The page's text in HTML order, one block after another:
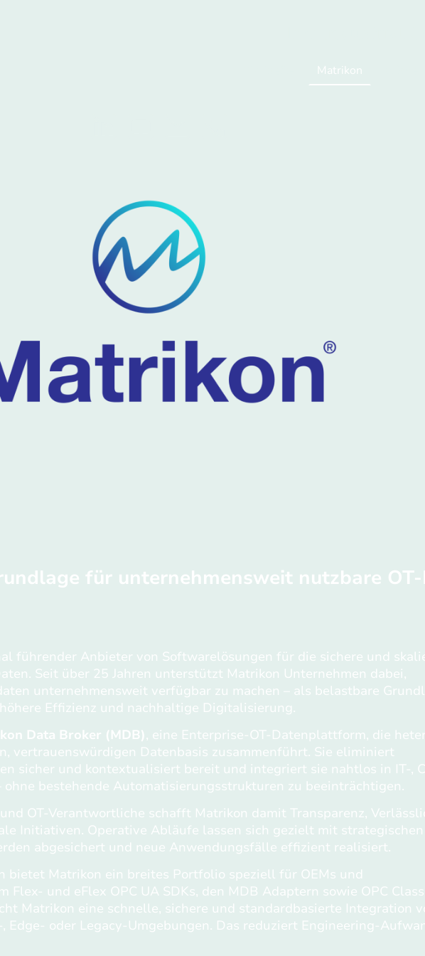
Matrikon
für unternehmensweit nutzbare
führender Anbieter von Softwarelösungen für die sichere und
Seit über 25 Jahren unterstützt Matrikon Unternehmen dabei,
unternehmensweit verfügbar zu machen – als belastbare
Effizienz und nachhaltige Digitalisierung.
Data Broker (MDB) , eine Enterprise‑OT‑Datenplattform, die
vertrauenswürdigen Datenbasis zusammenführt. Sie eliminiert
sicher und kontextualisiert bereit und integriert sie nahtlos in IT‑,
bestehende Automatisierungsstrukturen zu beeinträchtigen.
OT‑Verantwortliche schafft Matrikon damit Transparenz,
Initiativen. Operative Abläufe lassen sich gezielt mit
abgesichert und neue Anwendungsfälle effizient realisiert.
bietet Matrikon ein breites Portfolio speziell für OEMs und
Flex- und eFlex OPC UA SDKs, den MDB Adaptern sowie OPC
Matrikon eine schnelle, sichere und standardbasierte Integration
Edge- oder Legacy-Umgebungen. Das reduziert Engineering-